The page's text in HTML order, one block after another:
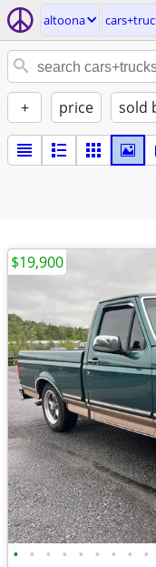
altoona
+ price sold
• • • • • • • • •
$19,900